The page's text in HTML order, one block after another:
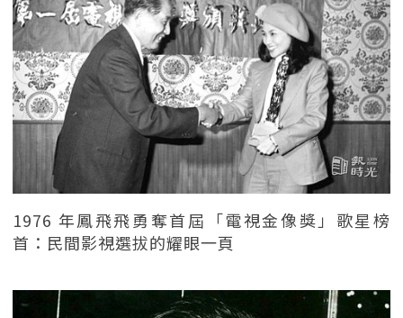
1976 年鳳飛飛勇奪首屆「電視金像獎」歌星榜
首：民間影視選拔的耀眼一頁